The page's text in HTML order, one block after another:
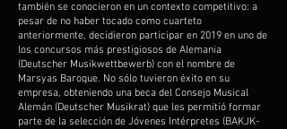
también se conocieron en un contexto competitivo: a
pesar de no haber tocado como cuarteto
anteriormente, decidieron participar en 2019 en uno de
los concursos más prestigiosos de Alemania
(Deutscher Musikwettbewerb) con el nombre de
Marsyas Baroque. No sólo tuvieron éxito en su
empresa, obteniendo una beca del Consejo Musical
Alemán (Deutscher Musikrat) que les permitió formar
parte de la selección de Jóvenes Intérpretes (BAKJK-